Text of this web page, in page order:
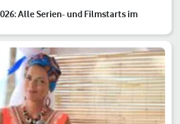
Alle Serien- und Filmstarts im